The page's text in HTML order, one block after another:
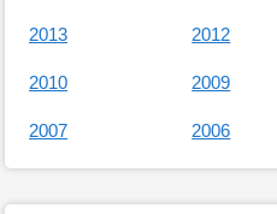
2013 2012
2010 2009
2007 2006